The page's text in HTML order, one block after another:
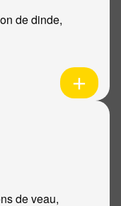
de dinde,
de veau,